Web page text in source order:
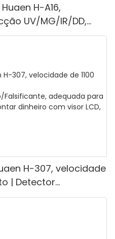
H-A16,
UV/MG/IR/DD,
de 1100 euros por
H-307, velocidade
| Detector
Falsificante,